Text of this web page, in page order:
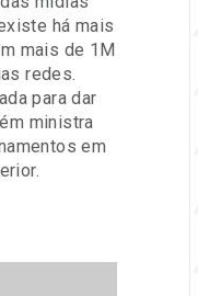
há mais
mais de 1M
redes.
para dar
ministra
em